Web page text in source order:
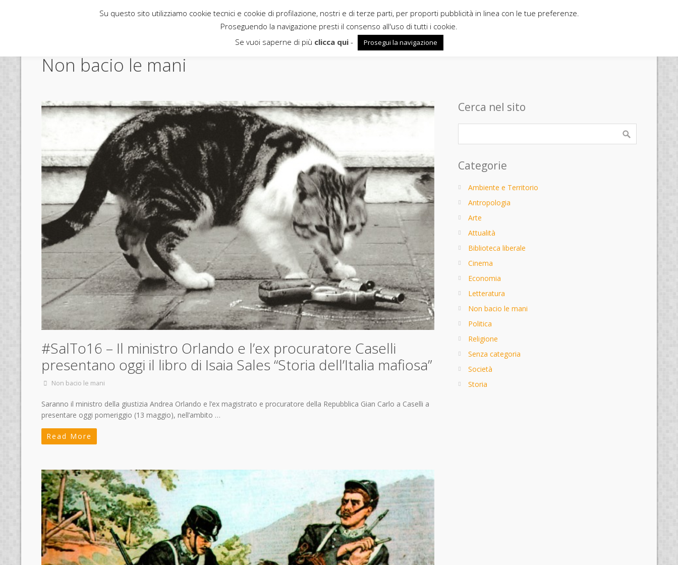
Rubbettino News
Non bacio le mani
#SalTo16 – Il ministro Orlando e l’ex procuratore Caselli
presentano oggi il libro di Isaia Sales “Storia dell’Italia mafiosa”
Non bacio le mani
Saranno il ministro della giustizia Andrea Orlando e l’ex magistrato e procuratore della Repubblica Gian Carlo a Caselli a
presentare oggi pomeriggio (13 maggio), nell’ambito …
Read More
Cerca nel sito
Categorie
Ambiente e Territorio
Antropologia
Arte
Attualità
Biblioteca liberale
Cinema
Economia
Letteratura
Non bacio le mani
Politica
Religione
Senza categoria
Società
Storia
Su questo sito utilizziamo cookie tecnici e cookie di profilazione, nostri e di terze parti, per proporti pubblicità in linea con le tue preferenze.
Proseguendo la navigazione presti il consenso all'uso di tutti i cookie.
Se vuoi saperne di più clicca qui- Prosegui la navigazione